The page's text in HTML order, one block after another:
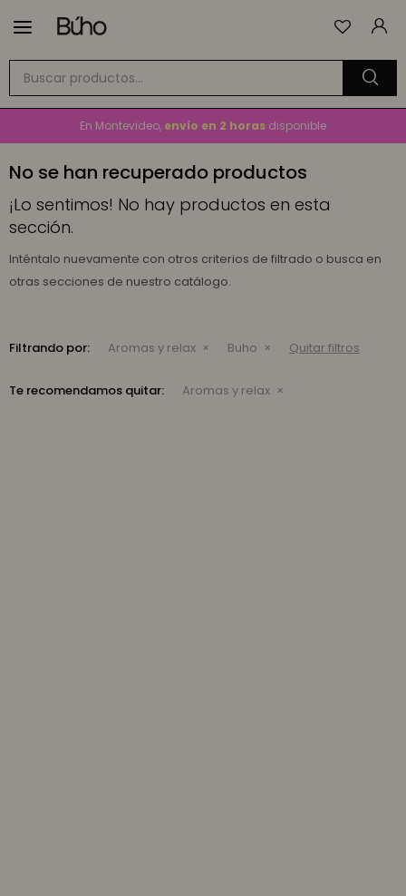

GRATIS
En Montevideo, envío en 2 horas disponible
No se han recuperado productos
¡Lo sentimos! No hay productos en esta
sección.
Inténtalo nuevamente con otros criterios de filtrado o busca en
otras secciones de nuestro catálogo.
Filtrando por: Aromas y relax Buho Quitar filtros
Te recomendamos quitar: Aromas y relax